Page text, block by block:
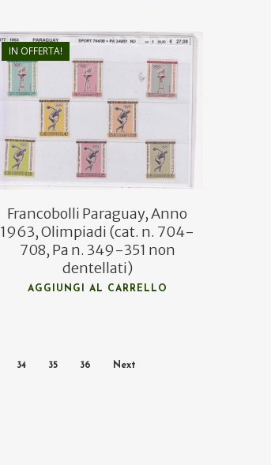
IN OFFERTA!
€37,00
€19,00
Francobolli Paraguay, Anno
1963, Olimpiadi (cat. n. 704-
708, Pa n. 349-351 non
dentellati)
AGGIUNGI AL CARRELLO
34 35 36 Next